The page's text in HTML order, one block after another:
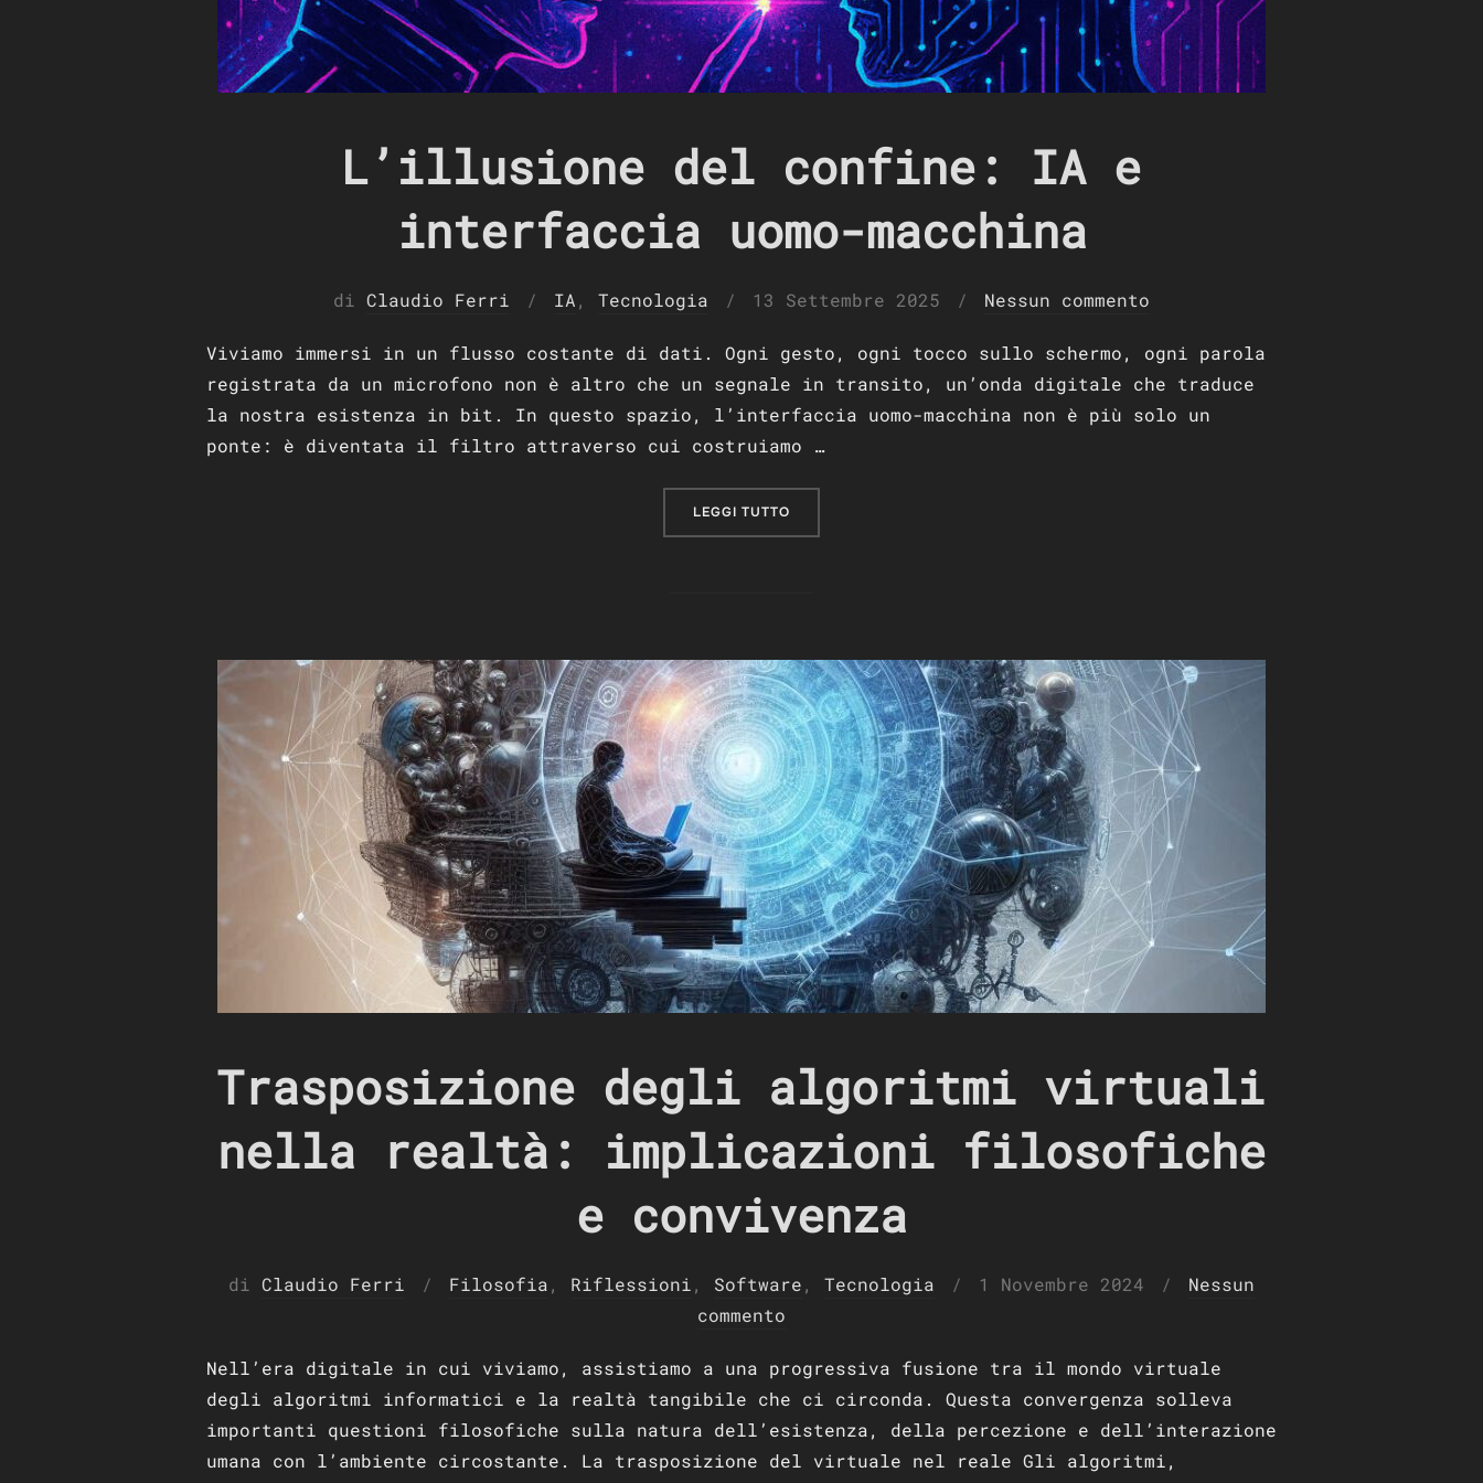
L’illusione del confine: IA e
interfaccia uomo-macchina
di Claudio Ferri IA, Tecnologia
Pubblicato
13 Settembre 2025 Nessun commento
Viviamo immersi in un flusso costante di dati. Ogni gesto, ogni tocco sullo schermo, ogni parola
registrata da un microfono non è altro che un segnale in transito, un’onda digitale che traduce
la nostra esistenza in bit. In questo spazio, l’interfaccia uomo-macchina non è più solo un
ponte: è diventata il filtro attraverso cui costruiamo …
LEGGI TUTTO
Trasposizione degli algoritmi virtuali
nella realtà: implicazioni filosofiche
e convivenza
di Claudio Ferri Filosofia, Riflessioni, Software, Tecnologia
Pubblicato
1 Novembre 2024
Nessun
commento
Nell’era digitale in cui viviamo, assistiamo a una progressiva fusione tra il mondo virtuale
degli algoritmi informatici e la realtà tangibile che ci circonda. Questa convergenza solleva
importanti questioni filosofiche sulla natura dell’esistenza, della percezione e dell’interazione
umana con l’ambiente circostante. La trasposizione del virtuale nel reale Gli algoritmi,